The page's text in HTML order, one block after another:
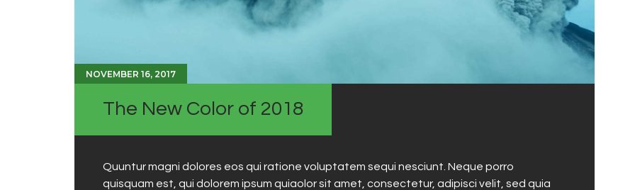
NOVEMBER 16, 2017
The New Color of 2018
Quuntur magni dolores eos qui ratione voluptatem sequi nesciunt. Neque porro
quisquam est, qui dolorem ipsum quiaolor sit amet, consectetur, adipisci velit, sed quia